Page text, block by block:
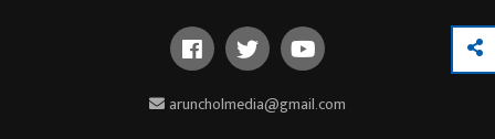
aruncholmedia@gmail.com